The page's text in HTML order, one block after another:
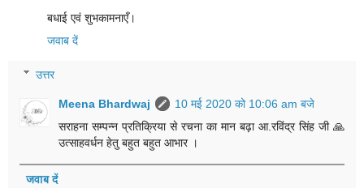
बधाई एवं शुभकामनाएँ।
जवाब दें
उत्तर
Meena Bhardwaj
10 मई 2020 को 10:06 am बजे
सराहना सम्पन्न प्रतिक्रिया से रचना का मान बढ़ा आ.रविंद्र सिंह जी 🙏
उत्साहवर्धन हेतु बहुत बहुत आभार ।
जवाब दें